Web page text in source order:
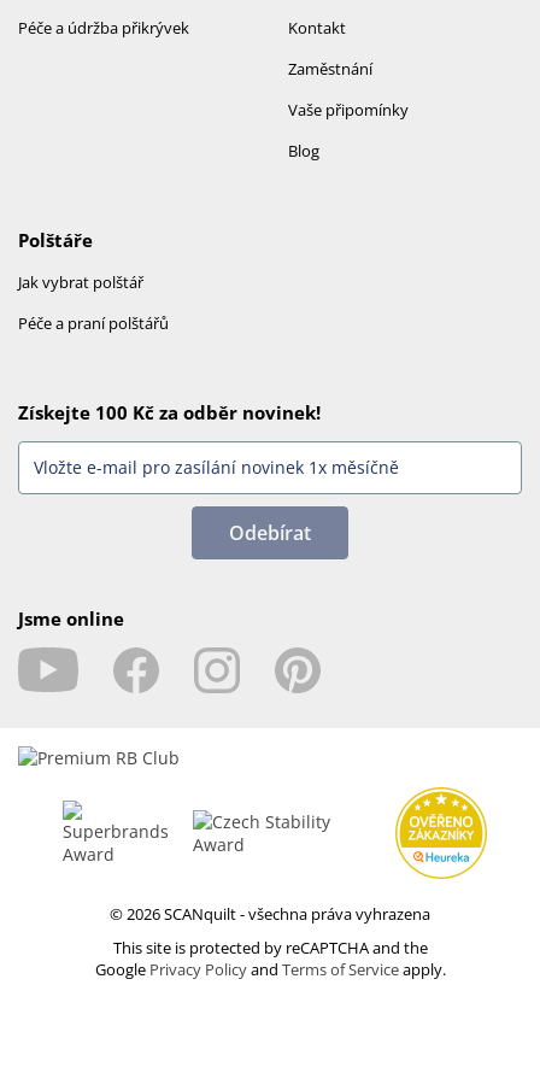
Kontakt
Zaměstnání
Vaše připomínky
Blog
Péče a údržba přikrývek
Polštáře
Jak vybrat polštář
Péče a praní polštářů
Získejte 100 Kč za odběr novinek!
Odebírat
Jsme online
© 2026 SCANquilt - všechna práva vyhrazena
This site is protected by reCAPTCHA and the
Google Privacy Policyand Terms of Serviceapply.